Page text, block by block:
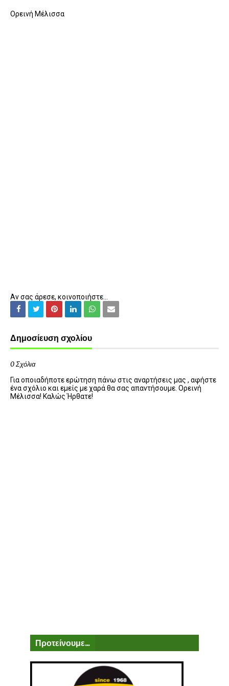
Ορεινή Μέλισσα
Αν σας άρεσε, κοινοποιήστε...
Δημοσίευση σχολίου
0 Σχόλια
Για οποιαδήποτε ερώτηση πάνω στις αναρτήσεις μας , αφήστε
ένα σχόλιο και εμείς με χαρά θα σας απαντήσουμε. Ορεινή
Μέλισσα! Καλώς Ήρθατε!
Προτείνουμε...